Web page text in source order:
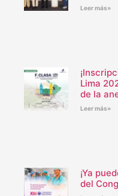
Leer más»
Lima
de la
Leer más»
¡Ya
del